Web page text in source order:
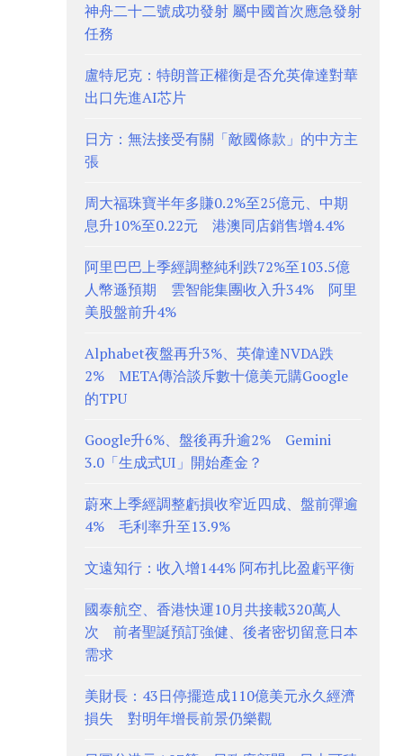
神舟二十二號成功發射 屬中國首次應急發射
任務
盧特尼克：特朗普正權衡是否允英偉達對華
出口先進AI芯片
日方：無法接受有關「敵國條款」的中方主
張
周大福珠寶半年多賺0.2%至25億元、中期
息升10%至0.22元 港澳同店銷售增4.4%
阿里巴巴上季經調整純利跌72%至103.5億
人幣遜預期 雲智能集團收入升34% 阿里
美股盤前升4%
Alphabet夜盤再升3%、英偉達NVDA跌
2% META傳洽談斥數十億美元購Google
的TPU
Google升6%、盤後再升逾2% Gemini
3.0「生成式UI」開始產金？
蔚來上季經調整虧損收窄近四成、盤前彈逾
4% 毛利率升至13.9%
文遠知行：收入增144% 阿布扎比盈虧平衡
國泰航空、香港快運10月共接載320萬人
次 前者聖誕預訂強健、後者密切留意日本
需求
美財長：43日停擺造成110億美元永久經濟
損失 對明年增長前景仍樂觀